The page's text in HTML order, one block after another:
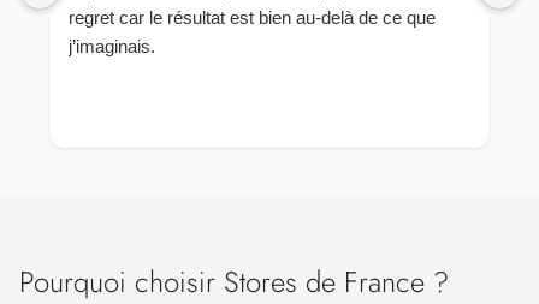
regret car le résultat est bien au-delà de ce que
j’imaginais.
Pourquoi choisir Stores de France ?